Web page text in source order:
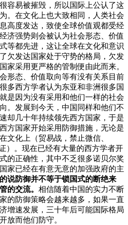
容易被摧毁，所以国际上公认了这
。在文化上也大致相同，人类社会
高度发达，致使全球价值观都受经
济强势则会被认为社会形态、价值
等都先进，这让全球在文化和意识
欠发达国家处于守势的格局，欠发
家采用更严格的管制便由此而来。
形态、价值取向等有没有关系目前
多西方学者认为东亚和非洲很多国
是因为没有采用和他们一样的社会
。发展到今天，中国同样和他们不
却几十年持续领先西方国家，于是
方国家开始采用防御措施，无论是
文化上（贸易战，禁止微信、
）。现在已经有大量的西方学者开
的正确性，其中不乏很多诺贝尔奖
家已经在有意无意的加强政府的主
说防御并不等于锁国式的断绝来
的交流。 相信随着中国的实力不断
的防御策略会越来越多，如果一直
增速发展，三十年后可能国际格局
放而他们防守。